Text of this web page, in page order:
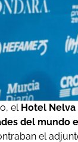
el Hotel Nelva
del mundo
el